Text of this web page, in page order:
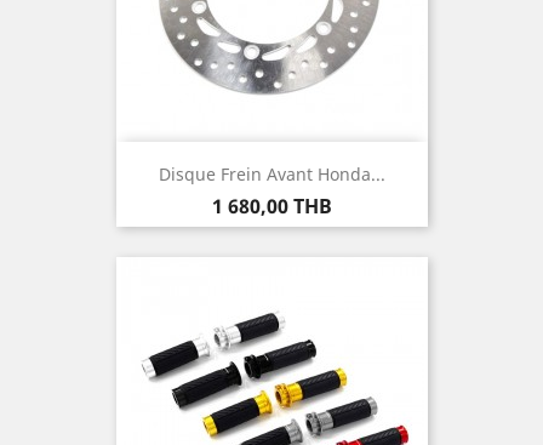
Disque Frein Avant Honda...
Prix
1 680,00 THB